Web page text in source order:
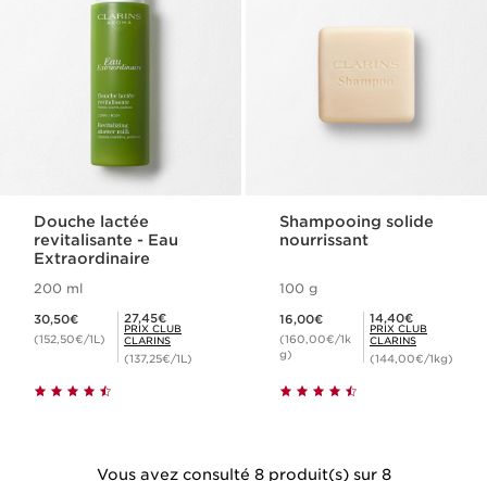
Douche lactée
revitalisante - Eau
Extraordinaire
200 ml
30,50€
(152,50€/1L)
Prix Club Clarins 27,45€
27,45€
PRIX CLUB
CLARINS
(137,25€/1L)
Shampooing solide
nourrissant
100 g
16,00€
(160,00€/1k
g)
Prix Club Clarins 14,40€
14,40€
PRIX CLUB
CLARINS
(144,00€/1kg)
Vous avez consulté 8 produit(s) sur 8